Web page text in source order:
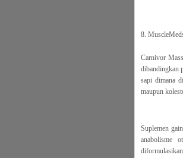
8.
Carnivor
dibandingkan
sapi dimana
maupun
Suplemen
anabolisme